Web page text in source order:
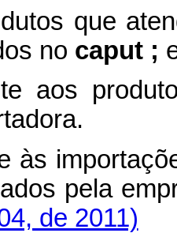
que
no caput ;
aos
às
pela
de 2011)